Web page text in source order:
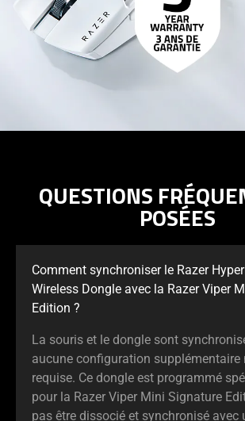
QUESTIONS
POSÉES
Comment synchroniser le Razer
Wireless Dongle avec la Razer Viper
Edition ?
La souris et le dongle sont
aucune configuration supplémentaire
requise. Ce dongle est programmé
pour la Razer Viper Mini Signature
pas être dissocié et synchronisé avec